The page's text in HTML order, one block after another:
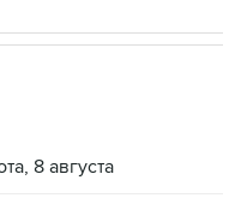
8 августа